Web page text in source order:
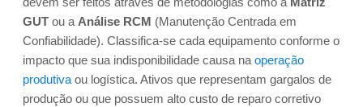
GUT ou a Análise RCM (Manutenção Centrada em
Confiabilidade). Classifica-se cada equipamento conforme o
impacto que sua indisponibilidade causa na operação
produtiva ou logística. Ativos que representam gargalos de
produção ou que possuem alto custo de reparo corretivo